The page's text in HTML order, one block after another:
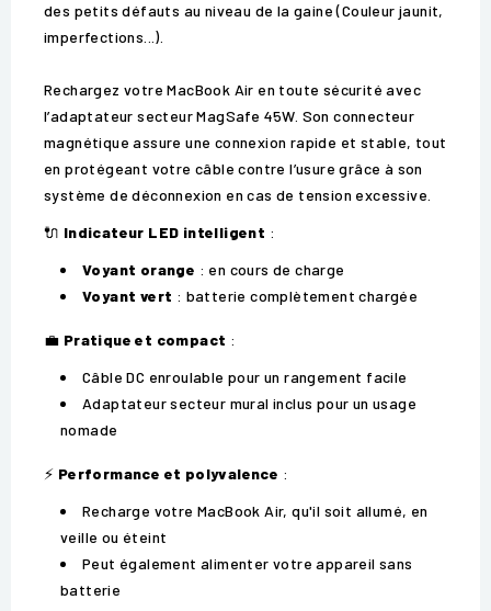
des petits défauts au niveau de la gaine (Couleur jaunit,
imperfections...).
Rechargez votre MacBook Air en toute sécurité avec
l’adaptateur secteur MagSafe 45W. Son connecteur
magnétique assure une connexion rapide et stable, tout
en protégeant votre câble contre l’usure grâce à son
système de déconnexion en cas de tension excessive.
🔌 Indicateur LED intelligent :
Voyant orange : en cours de charge
Voyant vert : batterie complètement chargée
💼 Pratique et compact :
Câble DC enroulable pour un rangement facile
Adaptateur secteur mural inclus pour un usage
nomade
⚡ Performance et polyvalence :
Recharge votre MacBook Air, qu'il soit allumé, en
veille ou éteint
Peut également alimenter votre appareil sans
batterie